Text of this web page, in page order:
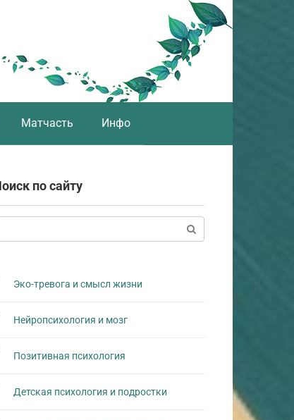
Матчасть Инфо
по сайту
Эко-тревога и смысл жизни
Нейропсихология и мозг
Позитивная психология
Детская психология и подростки